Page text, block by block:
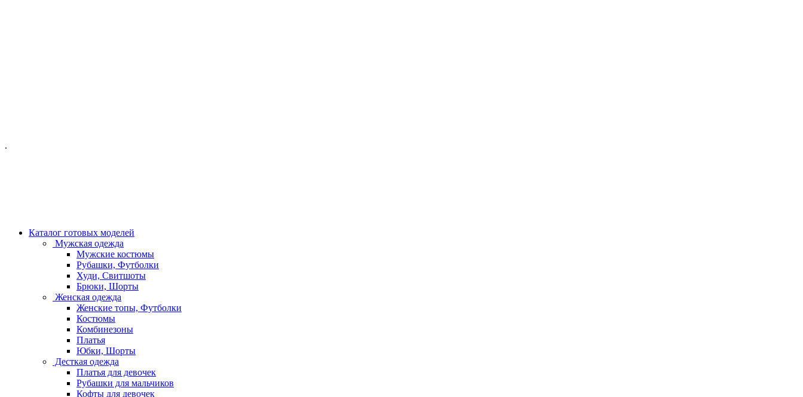
.
Каталог готовых моделей
Мужская одежда
Мужские костюмы
Рубашки, Футболки
Худи, Свитшоты
Брюки, Шорты
Женская одежда
Женские топы, Футболки
Костюмы
Комбинезоны
Платья
Юбки, Шорты
Десткая одежда
Платья для девочек
Рубашки для мальчиков
Кофты для девочек